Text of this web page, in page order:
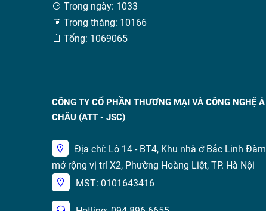
Trong ngày: 1033
Trong tháng: 10166
Tổng: 1069065
CÔNG TY CỔ PHẦN THƯƠNG MẠI VÀ CÔNG NGHỆ Á
CHÂU (ATT - JSC)
Địa chỉ: Lô 14 - BT4, Khu nhà ở Bắc Linh Đàm
mở rộng vị trí X2, Phường Hoàng Liệt, TP. Hà Nội
MST: 0101643416